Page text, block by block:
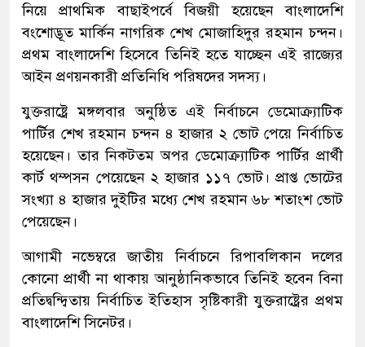
নিয়ে প্রাথমিক বাছাইপর্বে বিজয়ী হয়েছেন বাংলাদেশি
বংশোদ্ভূত মার্কিন নাগরিক শেখ মোজাহিদুর রহমান চন্দন।
প্রথম বাংলাদেশি হিসেবে তিনিই হতে যাচ্ছেন এই রাজ্যের
আইন প্রণয়নকারী প্রতিনিধি পরিষদের সদস্য।
যুক্তরাষ্ট্রে মঙ্গলবার অনুষ্ঠিত এই নির্বাচনে ডেমোক্র্যাটিক
পার্টির শেখ রহমান চন্দন ৪ হাজার ২ ভোট পেয়ে নির্বাচিত
হয়েছেন। তার নিকটতম অপর ডেমোক্র্যাটিক পার্টির প্রার্থী
কার্ট থম্পসন পেয়েছেন ২ হাজার ১১৭ ভোট। প্রাপ্ত ভোটের
সংখ্যা ৪ হাজার দুইটির মধ্যে শেখ রহমান ৬৮ শতাংশ ভোট
পেয়েছেন।
আগামী নভেম্বরে জাতীয় নির্বাচনে রিপাবলিকান দলের
কোনো প্রার্থী না থাকায় আনুষ্ঠানিকভাবে তিনিই হবেন বিনা
প্রতিদ্বন্দ্বিতায় নির্বাচিত ইতিহাস সৃষ্টিকারী যুক্তরাষ্ট্রের প্রথম
বাংলাদেশি সিনেটর।